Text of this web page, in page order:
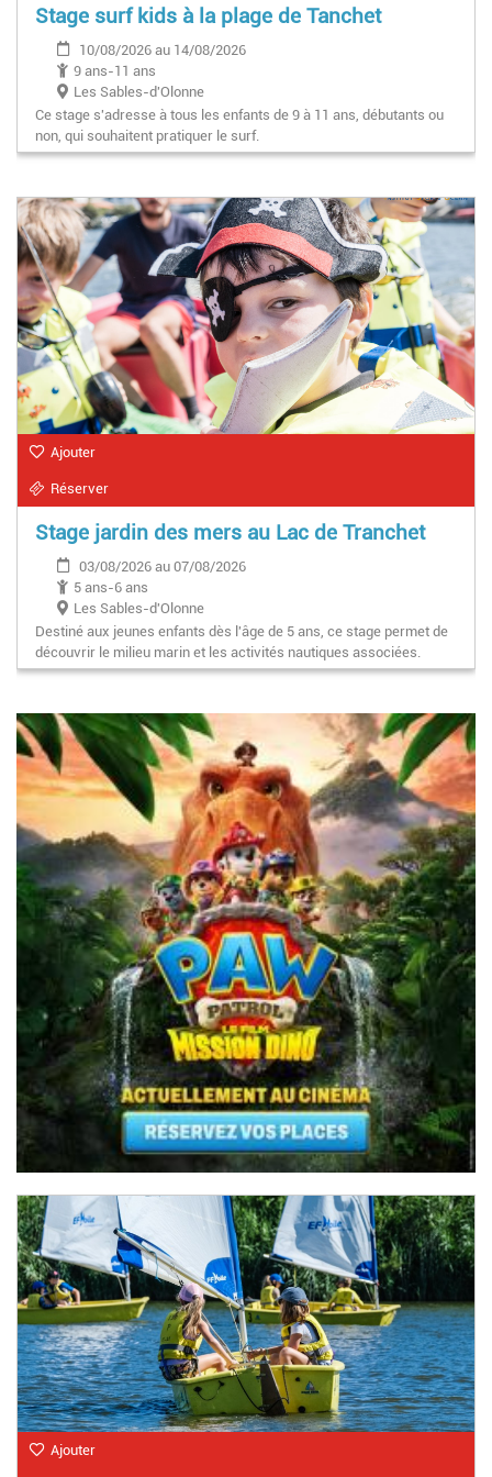
Stage surf kids à la plage de Tanchet
10/08/2026 au 14/08/2026
9 ans-11 ans
Les Sables-d'Olonne
Ce stage s'adresse à tous les enfants de 9 à 11 ans, débutants ou
non, qui souhaitent pratiquer le surf.
Ajouter
Réserver
Stage jardin des mers au Lac de Tranchet
03/08/2026 au 07/08/2026
5 ans-6 ans
Les Sables-d'Olonne
Destiné aux jeunes enfants dès l'âge de 5 ans, ce stage permet de
découvrir le milieu marin et les activités nautiques associées.
Ajouter